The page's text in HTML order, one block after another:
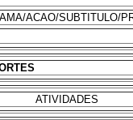
ACAO/SUBTITULO/
ATIVIDADES